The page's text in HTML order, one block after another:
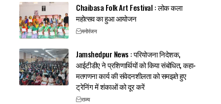
Chaibasa Folk Art Festival : लोक कला
महोत्सव का हुआ आयोजन
मनोरंजन
Jamshedpur News : परियोजना निदेशक,
आईटीडीए ने प्रशिणार्थियों को किया संबोधित, कहा-
मतगणना कार्य की संवेदनशीलता को समझते हुए
ट्रेनिंग में शंकाओं को दूर करें
राज्य